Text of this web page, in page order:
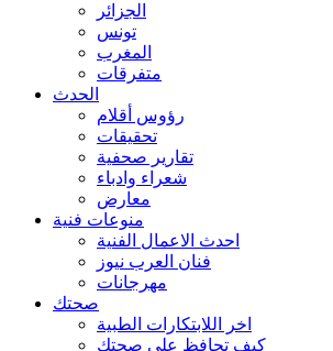
الجزائر
تونس
المغرب
متفرقات
الحدث
رؤوس أقلام
تحقيقات
تقارير صحفية
شعراء وادباء
معارض
منوعات فنية
احدث الاعمال الفنية
فنان العرب نيوز
مهرجانات
صحتك
اخر اللابتكارات الطبية
كيف تحافظ على صحتك